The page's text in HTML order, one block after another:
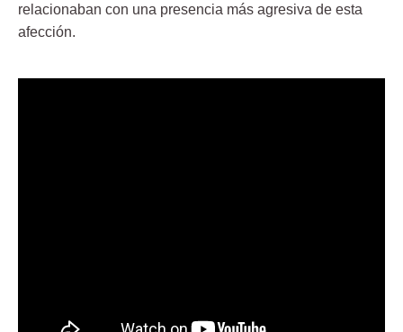
relacionaban con una presencia más agresiva de esta
afección.